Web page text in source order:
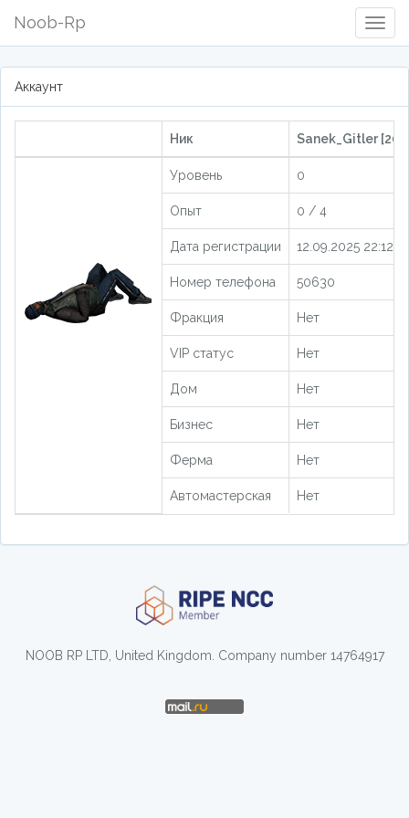
Noob-Rp
Аккаунт
Ник Sanek_Gitler
Уровень 0
Опыт 0 / 4
Дата регистрации 12.09.2025
Номер телефона 50630
Фракция Нет
VIP статус Нет
Дом Нет
Бизнес Нет
Ферма Нет
Автомастерская Нет
NOOB RP LTD, United Kingdom. Company number 14764917